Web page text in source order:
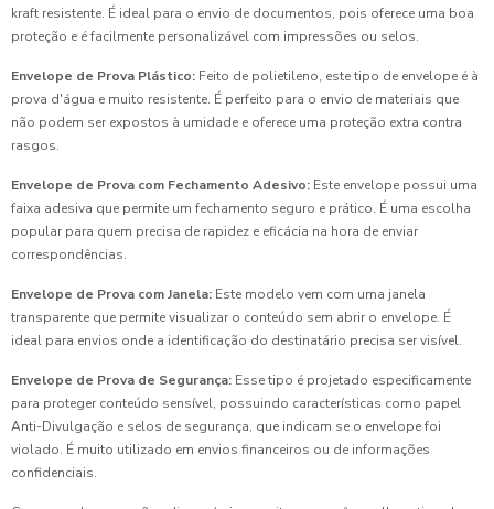
kraft resistente. É ideal para o envio de documentos, pois oferece uma boa
proteção e é facilmente personalizável com impressões ou selos.
Envelope de Prova Plástico: Feito de polietileno, este tipo de envelope é à
prova d'água e muito resistente. É perfeito para o envio de materiais que
não podem ser expostos à umidade e oferece uma proteção extra contra
rasgos.
Envelope de Prova com Fechamento Adesivo: Este envelope possui uma
faixa adesiva que permite um fechamento seguro e prático. É uma escolha
popular para quem precisa de rapidez e eficácia na hora de enviar
correspondências.
Envelope de Prova com Janela: Este modelo vem com uma janela
transparente que permite visualizar o conteúdo sem abrir o envelope. É
ideal para envios onde a identificação do destinatário precisa ser visível.
Envelope de Prova de Segurança: Esse tipo é projetado especificamente
para proteger conteúdo sensível, possuindo características como papel
Anti-Divulgação e selos de segurança, que indicam se o envelope foi
violado. É muito utilizado em envios financeiros ou de informações
confidenciais.